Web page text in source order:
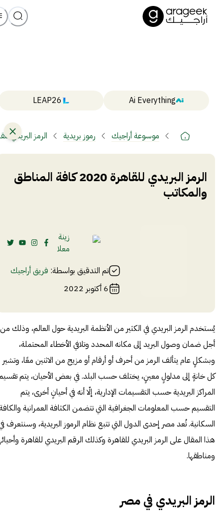
Ai Everything
LEAP26
موسوعة أراجيك رموز بريدية الرمز البريدي للقاهرة 2020 كافة
الرمز البريدي للقاهرة 2020 كافة المناطق
والمكاتب
زينة
معلا
تم التدقيق بواسطة: فريق أراجيك
6 أكتوبر 2022
يُستخدم الرمز البريدي في الكثير من الأنظمة البريدية حول العالم، وذلك من
أجل ضمان وصول البريد إلى مكانه المحدد وتلافي الأخطاء المحتملة،
وبشكلٍ عام يتألف الرمز من أحرف أو أرقام أو مزيج من الاثنين معًا، وتشير
كل خانةٍ إلى مدلولٍ معينٍ، يختلف حسب البلد. في بعض الأحيان، يتم
المراكز البريدية حسب التقسيمات الإدارية، إلّا أنه في أحيانٍ أخرى، يتم
التقسيم حسب المعلومات الجغرافية التي تتضمن الكثافة العمرانية
السكانية. تُعد مصر إحدى الدول التي تتبع نظام الرموز البريدية، وسنتعرف
هذا المقال على الرمز البريدي للقاهرة وكذلك الرقم البريدي للقاهرة
ومناطقها.
الرمز البريدي في مصر